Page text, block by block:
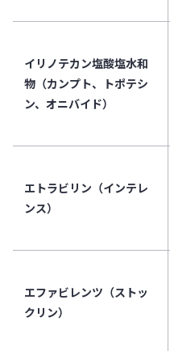
イリノテカン塩酸塩水和
物（カンプト、トポテシ
ン、オニバイド）
エトラビリン（インテレ
ンス）
エファビレンツ（ストッ
クリン）